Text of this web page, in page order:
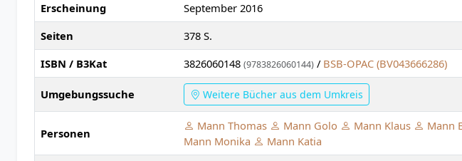
Erscheinung
September 2016
Seiten
378 S.
ISBN / B3Kat
3826060148 (9783826060144) / BSB-OPAC (BV043666286)
Umgebungssuche Weitere Bücher aus dem Umkreis
Personen
Mann Thomas Mann Golo Mann Klaus
Mann
Mann Monika
Mann Katia